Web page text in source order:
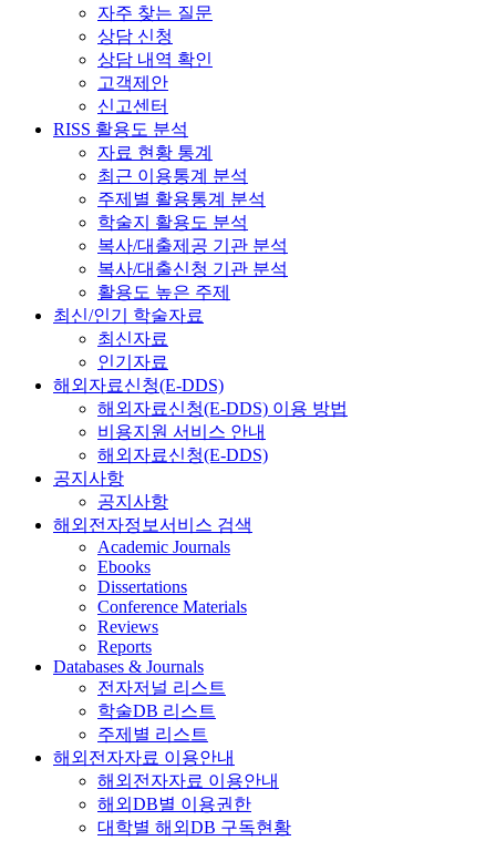
자주 찾는 질문
상담 신청
상담 내역 확인
고객제안
신고센터
RISS 활용도 분석
자료 현황 통계
최근 이용통계 분석
주제별 활용통계 분석
학술지 활용도 분석
복사/대출제공 기관 분석
복사/대출신청 기관 분석
활용도 높은 주제
최신/인기 학술자료
최신자료
인기자료
해외자료신청(E-DDS)
해외자료신청(E-DDS) 이용 방법
비용지원 서비스 안내
해외자료신청(E-DDS)
공지사항
공지사항
해외전자정보서비스 검색
Academic Journals
Ebooks
Dissertations
Conference Materials
Reviews
Reports
Databases & Journals
전자저널 리스트
학술DB 리스트
주제별 리스트
해외전자자료 이용안내
해외전자자료 이용안내
해외DB별 이용권한
대학별 해외DB 구독현황